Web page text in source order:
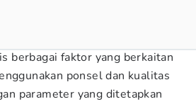
berbagai faktor yang berkaitan
ponsel dan kualitas
parameter yang ditetapkan